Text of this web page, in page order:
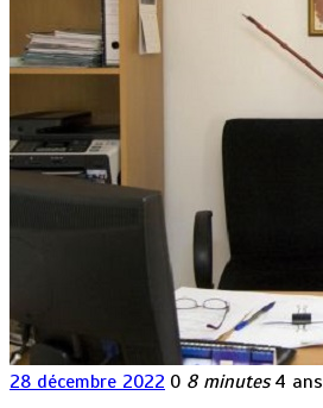
28 décembre 2022 0 8 minutes 4 ans